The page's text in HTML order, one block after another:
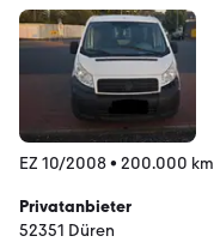
EZ 10/2008• 200.000 km
Privatanbieter
52351 Düren